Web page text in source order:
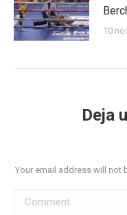
10
Deja
Your email address will not
Comment